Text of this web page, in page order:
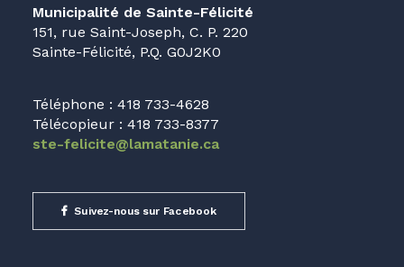
Municipalité de Sainte-Félicité
151, rue Saint-Joseph, C. P. 220
Sainte-Félicité, P.Q. G0J2K0
Téléphone : 418 733-4628
Télécopieur : 418 733-8377
ste-felicite@lamatanie.ca
Suivez-nous sur Facebook